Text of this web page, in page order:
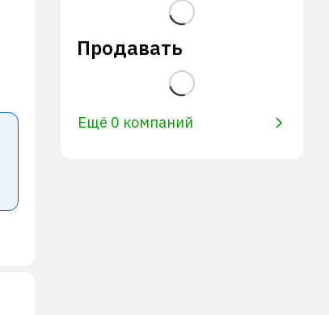
Продавать
Ещё 0 компаний